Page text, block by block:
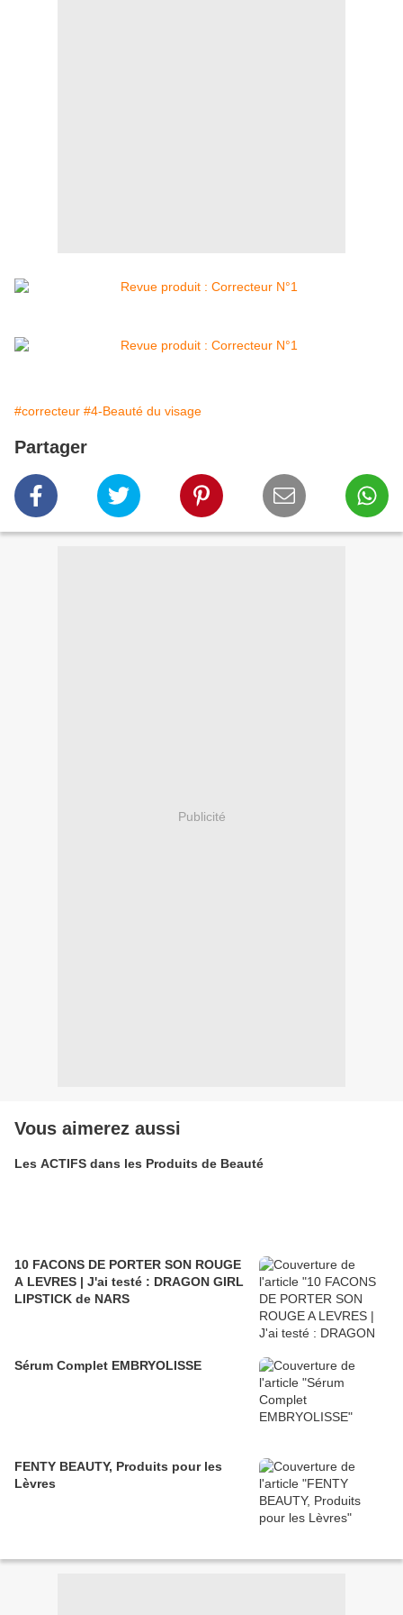
#correcteur #4-Beauté du visage
Partager
Publicité
Vous aimerez aussi
Les ACTIFS dans les Produits de Beauté
10 FACONS DE PORTER SON ROUGE
A LEVRES | J'ai testé : DRAGON GIRL
LIPSTICK de NARS
Sérum Complet EMBRYOLISSE
FENTY BEAUTY, Produits pour les
Lèvres